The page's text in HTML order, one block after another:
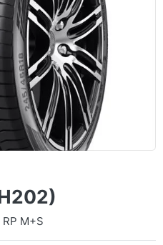
RP M+S